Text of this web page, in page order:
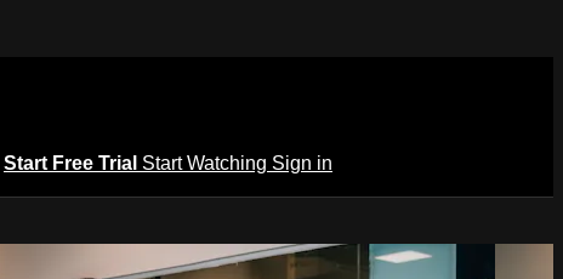
Start Free Trial Start Watching Sign in